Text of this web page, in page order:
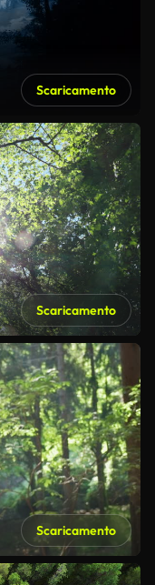
Scaricamento
Scaricamento
Scaricamento